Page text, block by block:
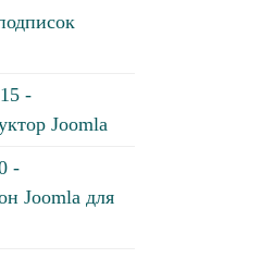
-
Joomla
-
Joomla для